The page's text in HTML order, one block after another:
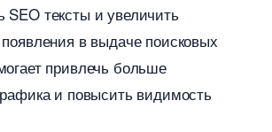
SEO тексты и увеличить
в выдаче поисковых
привлечь больше
и повысить видимость